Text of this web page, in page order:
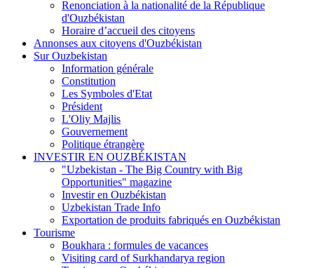
Renonciation à la nationalité de la République
d'Ouzbékistan
Horaire d’accueil des citoyens
Annonses aux citoyens d'Ouzbékistan
Sur Ouzbekistan
Information générale
Constitution
Les Symboles d'Etat
Président
L'Oliy Majlis
Gouvernement
Politique étrangère
INVESTIR EN OUZBÉKISTAN
"Uzbekistan - The Big Country with Big
Opportunities" magazine
Investir en Ouzbékistan
Uzbekistan Trade Info
Exportation de produits fabriqués en Ouzbékistan
Tourisme
Boukhara : formules de vacances
Visiting card of Surkhandarya region